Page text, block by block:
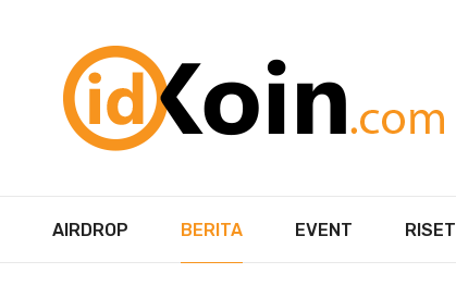
AIRDROP BERITA EVENT RISET